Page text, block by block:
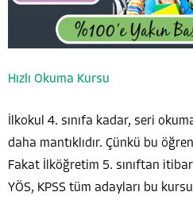
Hızlı Okuma Kursu
İlkokul 4. sınıfa kadar, seri
daha mantıklıdır. Çünkü bu
Fakat İlköğretim 5. sınıftan
YÖS, KPSS tüm adayları bu